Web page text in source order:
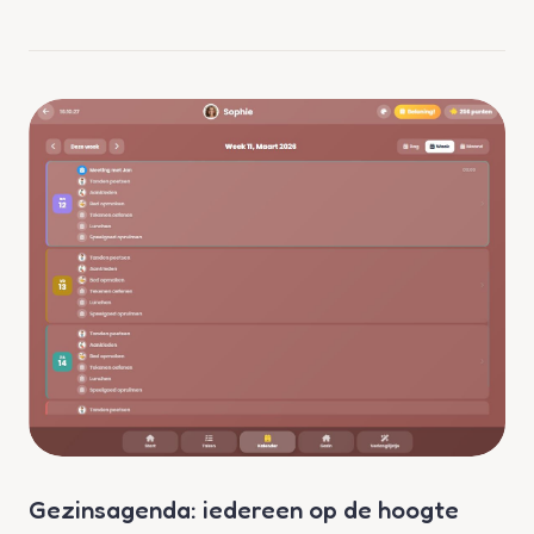
Gezinsagenda: iedereen op de hoogte